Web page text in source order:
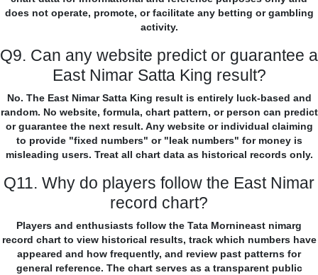
does not operate, promote, or facilitate any betting or gambling
activity.
Q9. Can any website predict or guarantee a
East Nimar Satta King result?
No. The East Nimar Satta King result is entirely luck-based and
random. No website, formula, chart pattern, or person can predict
or guarantee the next result. Any website or individual claiming
to provide "fixed numbers" or "leak numbers" for money is
misleading users. Treat all chart data as historical records only.
Q11. Why do players follow the East Nimar
record chart?
Players and enthusiasts follow the Tata Mornineast nimarg
record chart to view historical results, track which numbers have
appeared and how frequently, and review past patterns for
general reference. The chart serves as a transparent public